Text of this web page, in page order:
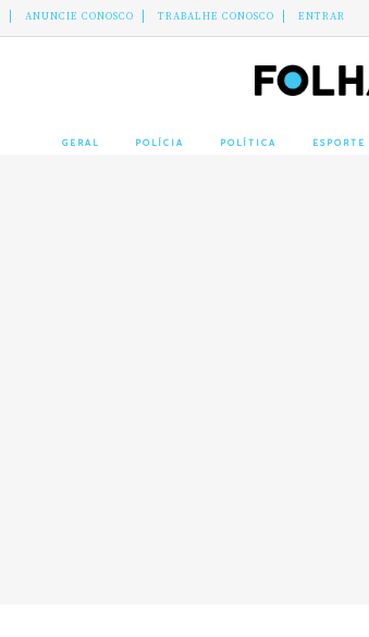
ANUNCIE CONOSCO TRABALHE CONOSCO ENTRAR
GERAL POLÍCIA POLÍTICA ESPORTE